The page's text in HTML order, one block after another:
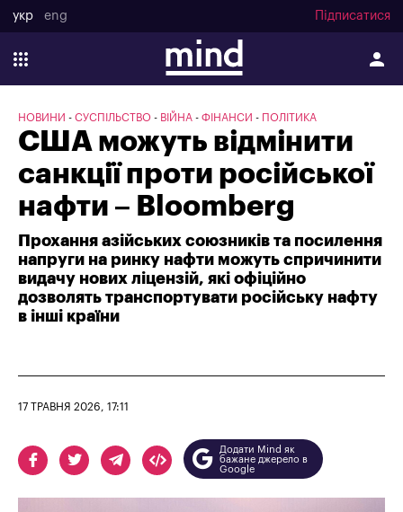
укр eng Підписатися
НОВИНИ СУСПІЛЬСТВО ВІЙНА ФІНАНСИ ПОЛІТИКА
США можуть відмінити
санкції проти російської
нафти – Bloomberg
Прохання азійських союзників та посилення
напруги на ринку нафти можуть спричинити
видачу нових ліцензій, які офіційно
дозволять транспортувати російську нафту
в інші країни
17 ТРАВНЯ 2026, 17:11
Додати Mind як
бажане джерело в
Google